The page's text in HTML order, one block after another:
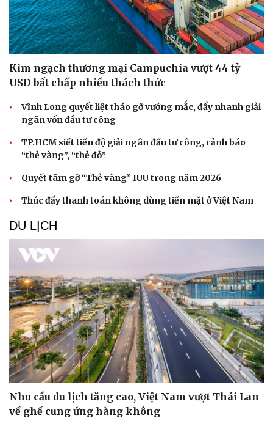
Văn hóa
Sân khấu - Điện ảnh
Văn học
Âm nhạc
Di sản
Giải trí
Nghệ sĩ
Thời trang
Sao Việt
Kim ngạch thương mại Campuchia vượt 44 tỷ
USD bất chấp nhiều thách thức
Vĩnh Long quyết liệt tháo gỡ vướng mắc, đẩy nhanh giải
ngân vốn đầu tư công
TP.HCM siết tiến độ giải ngân đầu tư công, cảnh báo
“thẻ vàng”, “thẻ đỏ”
Quyết tâm gỡ “Thẻ vàng” IUU trong năm 2026
Thúc đẩy thanh toán không dùng tiền mặt ở Việt Nam
DU LỊCH
Nhu cầu du lịch tăng cao, Việt Nam vượt Thái Lan
về ghế cung ứng hàng không